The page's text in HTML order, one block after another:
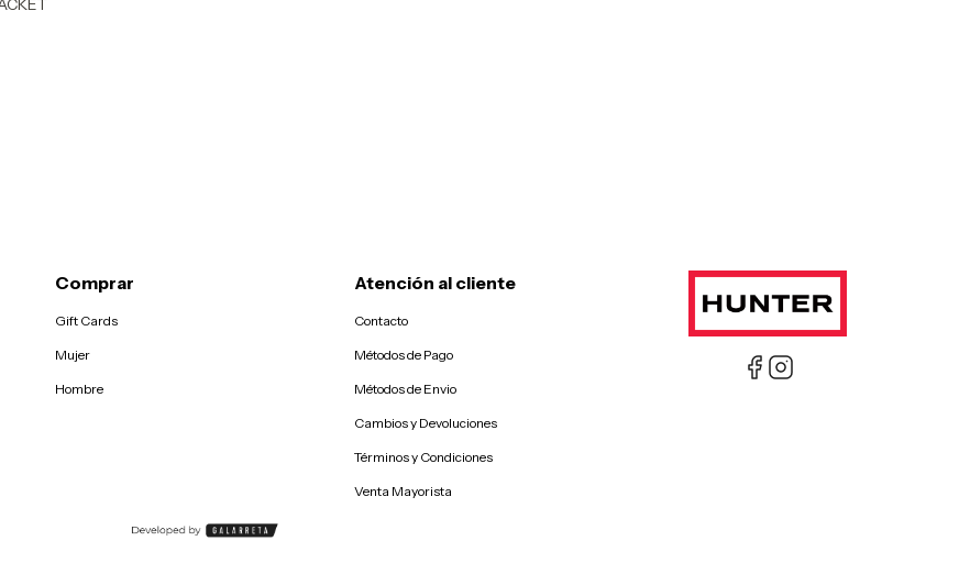
Comprar
Gift Cards
Mujer
Hombre
Atención al cliente
Contacto
Métodos de Pago
Métodos de Envio
Cambios y Devoluciones
Términos y Condiciones
Venta Mayorista